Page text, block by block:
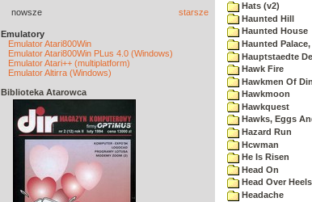
nowsze starsze
Emulatory
Emulator Atari800Win
Emulator Atari800Win PLus 4.0 (Windows)
Emulator Atari++ (multiplatform)
Emulator Altirra (Windows)
Biblioteka Atarowca
Hats (v2)
Haunted Hill
Haunted House
Haunted Palace,
Hauptstaedte
Hawk Fire
Hawkmen Of
Hawkmoon
Hawkquest
Hawks, Eggs
Hazard Run
Hcwman
He Is Risen
Head On
Head Over Heels
Headache